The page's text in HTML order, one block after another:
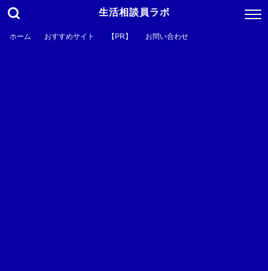
生活相談員ラボ
ホーム おすすめサイト 【PR】 お問い合わせ